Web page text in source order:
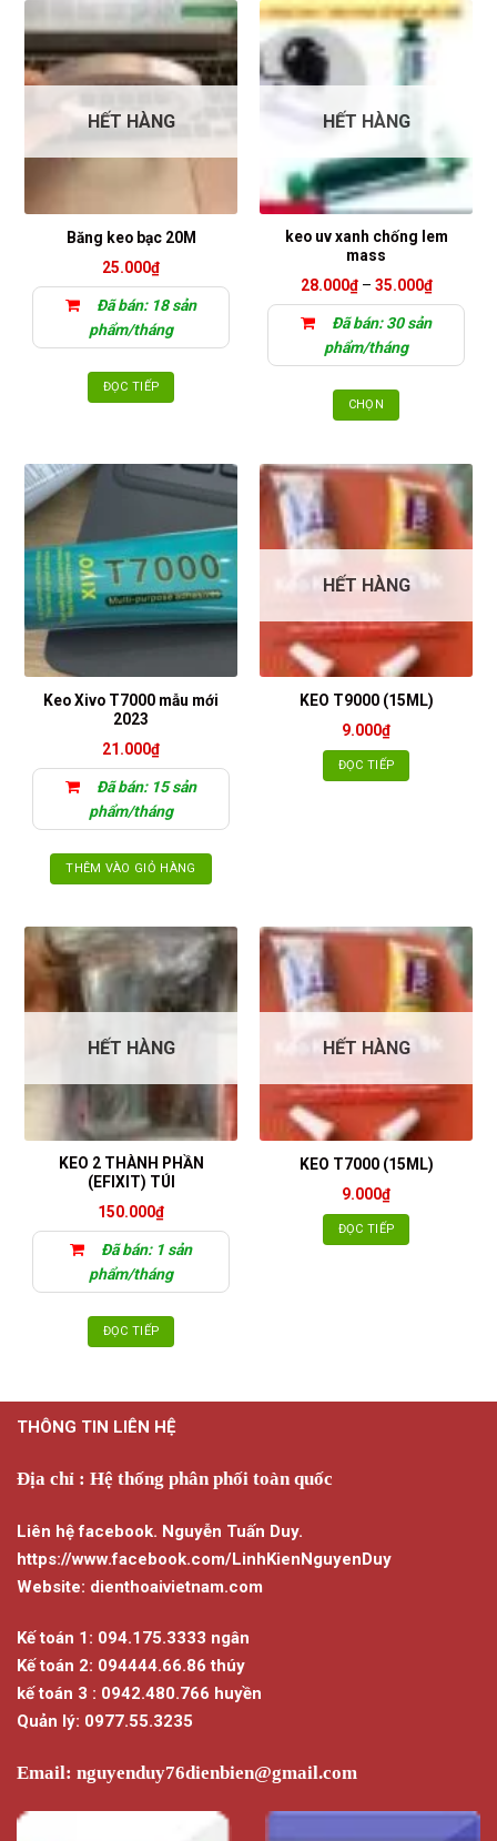
HẾT HÀNG
Băng keo bạc 20M
25.000₫
Đã bán: 18 sản
phẩm/tháng
ĐỌC TIẾP
HẾT HÀNG
keo uv xanh chống lem
mass
28.000₫ – 35.000₫Khoảng
giá:
28.000₫
Đã bán: 30 sản
phẩm/tháng
CHỌN
này
nhiều
biến
Các
chọn
có
được
chọn
trên
trang
Keo Xivo T7000 mẫu mới
2023
21.000₫
Đã bán: 15 sản
phẩm/tháng
THÊM VÀO GIỎ HÀNG
HẾT HÀNG
KEO T9000 (15ML)
9.000₫
ĐỌC TIẾP
HẾT HÀNG
KEO 2 THÀNH PHẦN
(EFIXIT) TÚI
150.000₫
Đã bán: 1 sản
phẩm/tháng
ĐỌC TIẾP
HẾT HÀNG
KEO T7000 (15ML)
9.000₫
ĐỌC TIẾP
THÔNG TIN LIÊN HỆ
Địa chỉ : Hệ thống phân phối toàn quốc
Liên hệ facebook. Nguyễn Tuấn Duy.
https://www.facebook.com/LinhKienNguyenDuy
Website: dienthoaivietnam.com
Kế toán 1: 094.175.3333 ngân
Kế toán 2: 094444.66.86 thúy
kế toán 3 : 0942.480.766 huyền
Quản lý: 0977.55.3235
Email: nguyenduy76dienbien@gmail.com